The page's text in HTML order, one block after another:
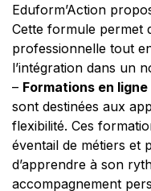
Eduform’Action
Cette formule permet
professionnelle tout
l’intégration dans un
– Formations en ligne
sont destinées aux
flexibilité. Ces
éventail de métiers et
d’apprendre à son
accompagnement